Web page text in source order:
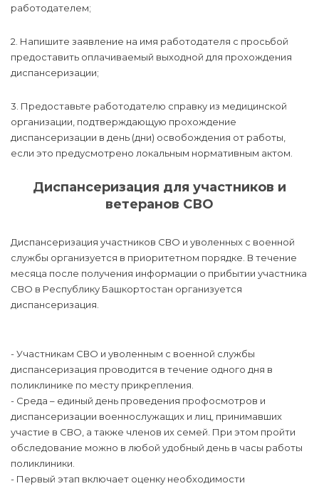
работодателем;
2. Напишите заявление на имя работодателя с просьбой
предоставить оплачиваемый выходной для прохождения
диспансеризации;
3. Предоставьте работодателю справку из медицинской
организации, подтверждающую прохождение
диспансеризации в день (дни) освобождения от работы,
если это предусмотрено локальным нормативным актом.
Диспансеризация для участников и
ветеранов СВО
Диспансеризация участников СВО и уволенных с военной
службы организуется в приоритетном порядке. В течение
месяца после получения информации о прибытии участника
СВО в Республику Башкортостан организуется
диспансеризация.
- Участникам СВО и уволенным с военной службы
диспансеризация проводится в течение одного дня в
поликлинике по месту прикрепления.
- Среда – единый день проведения профосмотров и
диспансеризации военнослужащих и лиц, принимавших
участие в СВО, а также членов их семей. При этом пройти
обследование можно в любой удобный день в часы работы
поликлиники.
- Первый этап включает оценку необходимости